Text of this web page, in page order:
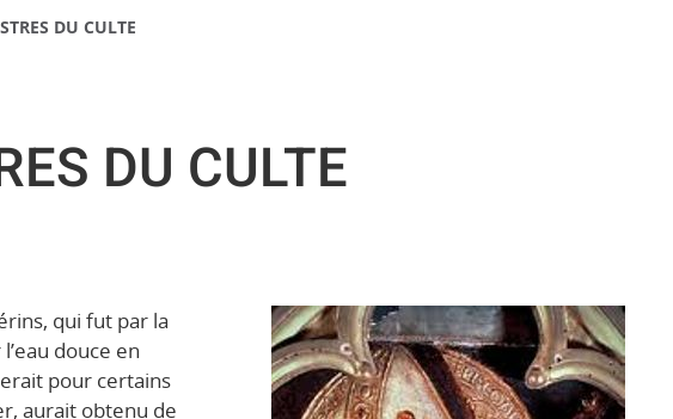
DU CULTE
DU CULTE
qui fut par la
douce en
pour certains
aurait obtenu de